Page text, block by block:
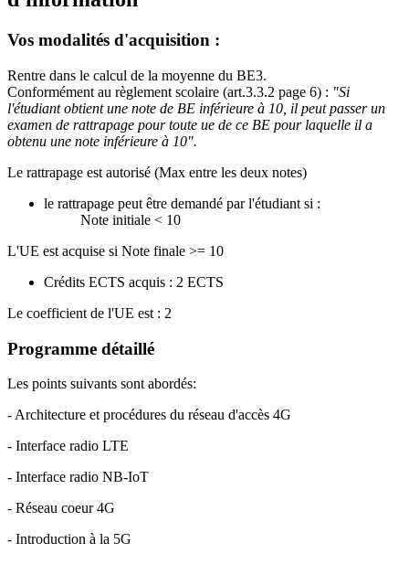
Vos modalités d'acquisition :
Rentre dans le calcul de la moyenne du BE3.
Conformément au règlement scolaire (art.3.3.2 page 6) : "Si
l'étudiant obtient une note de BE inférieure à 10, il peut passer un
examen de rattrapage pour toute ue de ce BE pour laquelle il a
obtenu une note inférieure à 10".
Le rattrapage est autorisé (Max entre les deux notes)
le rattrapage peut être demandé par l'étudiant si :
Note initiale < 10
L'UE est acquise si Note finale >= 10
Crédits ECTS acquis : 2 ECTS
Le coefficient de l'UE est : 2
Programme détaillé
Les points suivants sont abordés:
- Architecture et procédures du réseau d'accès 4G
- Interface radio LTE
- Interface radio NB-IoT
- Réseau coeur 4G
- Introduction à la 5G